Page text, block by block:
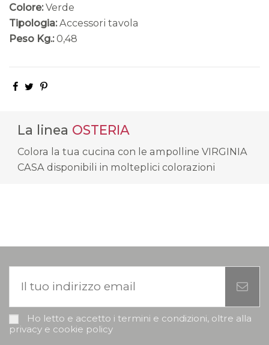
Colore: Verde
Tipologia: Accessori tavola
Peso Kg.: 0,48
La linea OSTERIA
Colora la tua cucina con le ampolline VIRGINIA
CASA disponibili in molteplici colorazioni
Ho letto e accetto i termini e condizioni, oltre alla
privacy e cookie policy